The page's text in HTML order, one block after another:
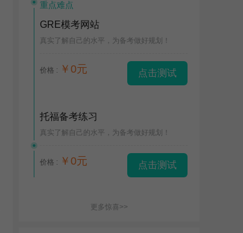
重点难点
GRE模考网站
真实了解自己的水平，为备考做好规划！
价格 : ￥0元 点击测试
托福备考练习
真实了解自己的水平，为备考做好规划！
价格 : ￥0元 点击测试
更多惊喜>>